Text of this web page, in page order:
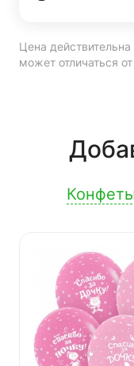
Цена
может отличаться